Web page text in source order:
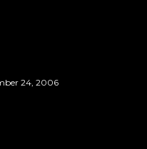
24, 2006